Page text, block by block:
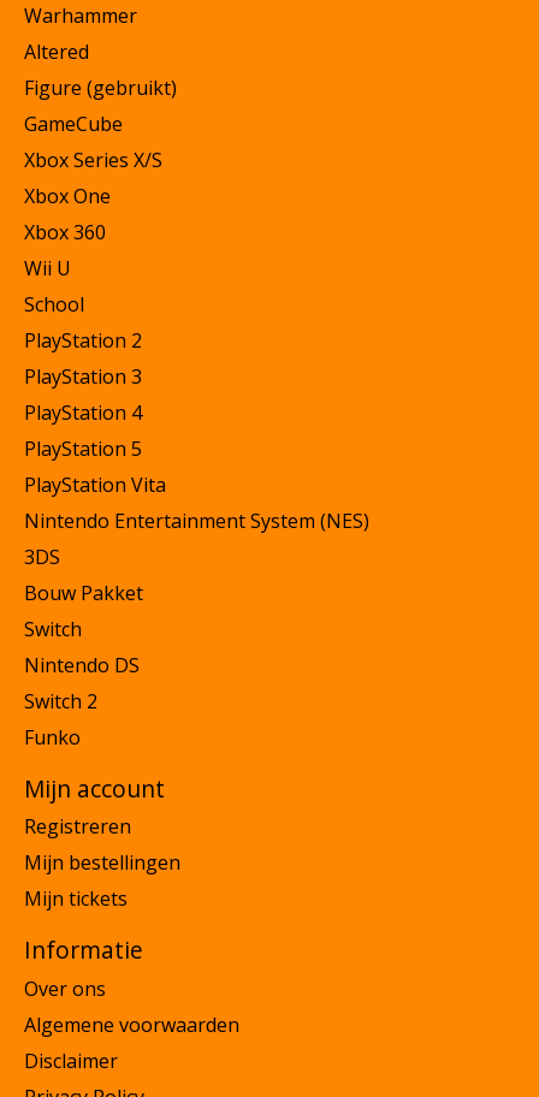
Warhammer
Altered
Figure (gebruikt)
GameCube
Xbox Series X/S
Xbox One
Xbox 360
Wii U
School
PlayStation 2
PlayStation 3
PlayStation 4
PlayStation 5
PlayStation Vita
Nintendo Entertainment System (NES)
3DS
Bouw Pakket
Switch
Nintendo DS
Switch 2
Funko
Mijn account
Registreren
Mijn bestellingen
Mijn tickets
Informatie
Over ons
Algemene voorwaarden
Disclaimer